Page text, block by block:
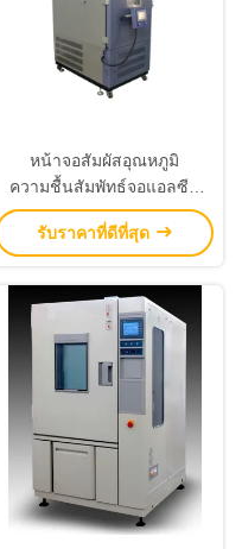
หน้าจอสัมผัสอุณหภูมิ
ความชื้นสัมพัทธ์จอแอลซีดี
พร้อมพื้นที่ - ประหยัดออกแบบ
รับราคาที่ดีที่สุด